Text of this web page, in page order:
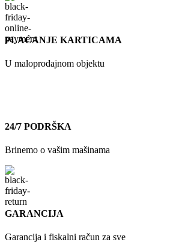
PLAĆANJE KARTICAMA
U maloprodajnom objektu
24/7 PODRŠKA
Brinemo o vašim mašinama
GARANCIJA
Garancija i fiskalni račun za sve